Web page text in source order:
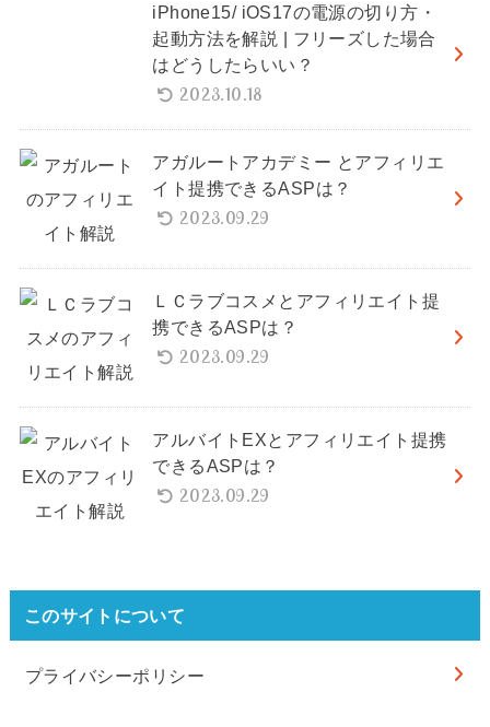
iPhone15/ iOS17の電源の切り方・
起動方法を解説 | フリーズした場合
はどうしたらいい？
2023.10.18
アガルートアカデミー とアフィリエ
イト提携できるASPは？
2023.09.29
ＬＣラブコスメとアフィリエイト提
携できるASPは？
2023.09.29
アルバイトEXとアフィリエイト提携
できるASPは？
2023.09.29
このサイトについて
プライバシーポリシー